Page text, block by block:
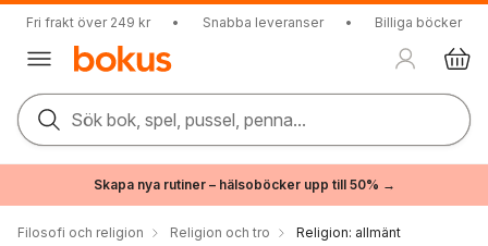
Fri frakt över 249 kr • Snabba leveranser • Billiga böcker
Sök bok, spel, pussel, penna...
Skapa nya rutiner – hälsoböcker upp till 50% →
Filosofi och religion Religion och tro Religion: allmänt